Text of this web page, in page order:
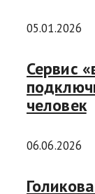
05.01.2026
Сервис
человек
06.06.2026